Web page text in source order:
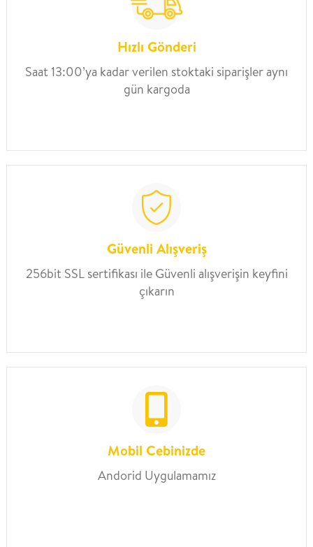
Hızlı Gönderi
Saat 13:00’ya kadar verilen stoktaki siparişler aynı
gün kargoda
Güvenli Alışveriş
256bit SSL sertifikası ile Güvenli alışverişin keyfini
çıkarın
Mobil Cebinizde
Andorid Uygulamamız